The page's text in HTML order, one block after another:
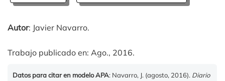
Autor: Javier Navarro.
Trabajo publicado en: Ago., 2016.
Datos para citar en modelo APA: Navarro, J. (agosto, 2016). Diario